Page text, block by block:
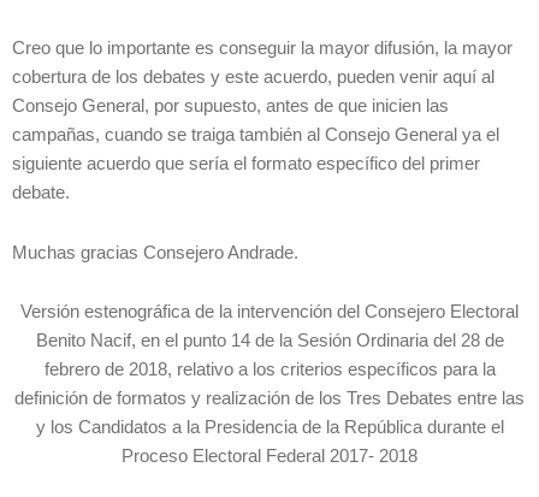
Creo que lo importante es conseguir la mayor difusión, la mayor
cobertura de los debates y este acuerdo, pueden venir aquí al
Consejo General, por supuesto, antes de que inicien las
campañas, cuando se traiga también al Consejo General ya el
siguiente acuerdo que sería el formato específico del primer
debate.
Muchas gracias Consejero Andrade.
Versión estenográfica de la intervención del Consejero Electoral
Benito Nacif, en el punto 14 de la Sesión Ordinaria del 28 de
febrero de 2018, relativo a los criterios específicos para la
definición de formatos y realización de los Tres Debates entre las
y los Candidatos a la Presidencia de la República durante el
Proceso Electoral Federal 2017- 2018